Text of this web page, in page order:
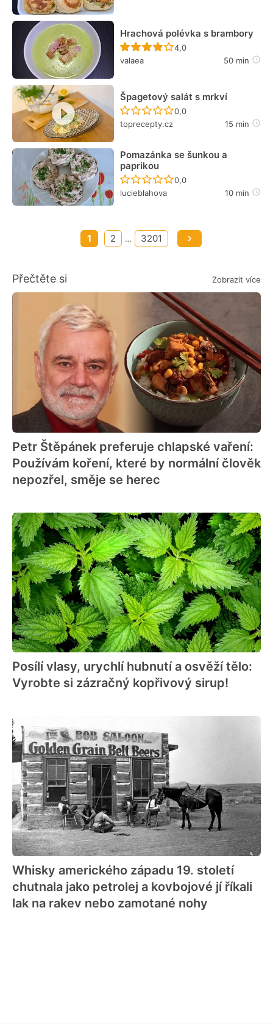
Hrachová polévka s brambory
Recept ještě nebyl
4,0
valaea
50 min
Špagetový salát s mrkví
Recept ještě nebyl
0,0
toprecepty.cz
15 min
Pomazánka se šunkou a
paprikou
Recept ještě nebyl
0,0
lucieblahova
10 min
1 2 … 3201
Přečtěte si Zobrazit více
Petr Štěpánek preferuje chlapské vaření:
Používám koření, které by normální člověk
nepozřel, směje se herec
Posílí vlasy, urychlí hubnutí a osvěží tělo:
Vyrobte si zázračný kopřivový sirup!
Whisky amerického západu 19. století
chutnala jako petrolej a kovbojové jí říkali
lak na rakev nebo zamotané nohy